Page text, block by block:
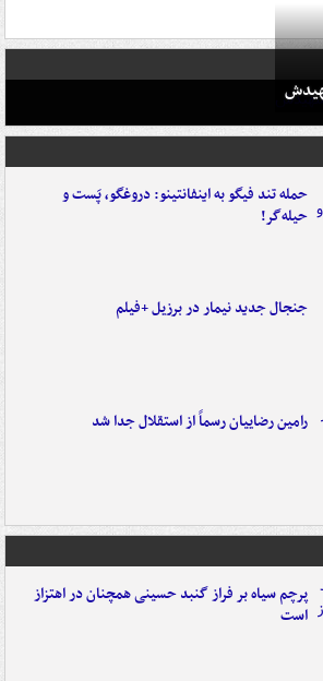
حمله تند فیگو به اینفانتینو: دروغگو، پَست‌ و
حیله‌گر!
جنجال جدید نیمار در برزیل +فیلم
رامین رضاییان رسماً از استقلال جدا شد
پرچم سیاه بر فراز گنبد حسینی همچنان در اهتزاز
است